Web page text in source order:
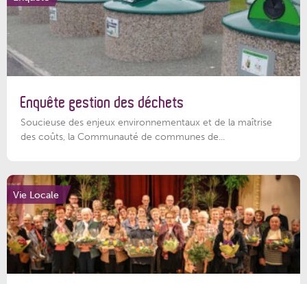
Enquête gestion des déchets
Soucieuse des enjeux environnementaux et de la maîtrise
des coûts, la Communauté de communes de...
Vie Locale